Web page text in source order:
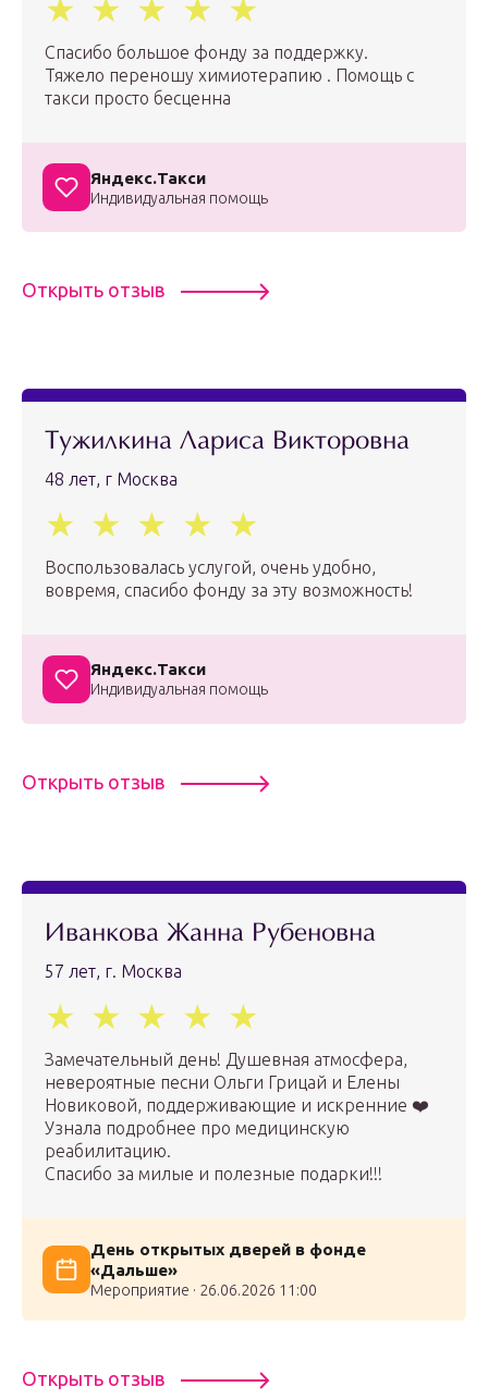
Спасибо большое фонду за поддержку.
Тяжело переношу химиотерапию . Помощь с
такси просто бесценна
Яндекс.Такси
Индивидуальная помощь
Открыть отзыв
Тужилкина Лариса Викторовна
48 лет, г Москва
Воспользовалась услугой, очень удобно,
вовремя, спасибо фонду за эту возможность!
Яндекс.Такси
Индивидуальная помощь
Открыть отзыв
Иванкова Жанна Рубеновна
57 лет, г. Москва
Замечательный день! Душевная атмосфера,
невероятные песни Ольги Грицай и Елены
Новиковой, поддерживающие и искренние ❤️
Узнала подробнее про медицинскую
реабилитацию.
Спасибо за милые и полезные подарки!!!
День открытых дверей в фонде
«Дальше»
Мероприятие · 26.06.2026 11:00
Открыть отзыв